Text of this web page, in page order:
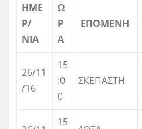
ΗΜΕ
Ρ/
ΝΙΑ
Ω
Ρ
Α
EΠΟΜΕΝΗ
26/11
/16
15
:0
0
ΣΚΕΠΑΣΤΗ
15